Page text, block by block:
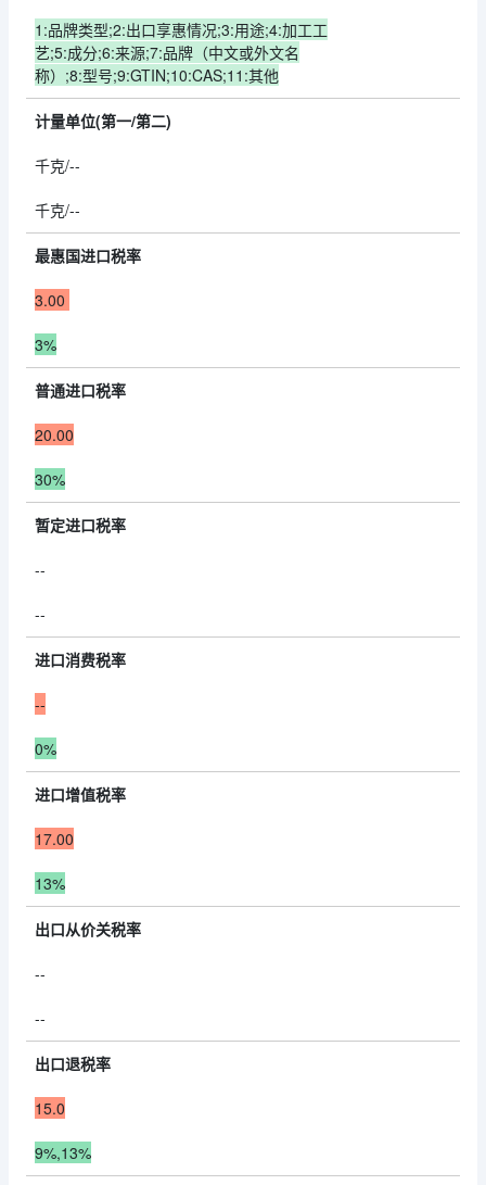
1:品牌类型;2:出口享惠情况;3:用途;4:加工工
艺;5:成分;6:来源;7:品牌（中文或外文名
称）;8:型号;9:GTIN;10:CAS;11:其他
计量单位(第一/第二)
千克/--
千克/--
最惠国进口税率
3.00
3%
普通进口税率
20.00
30%
暂定进口税率
--
--
进口消费税率
--
0%
进口增值税率
17.00
13%
出口从价关税率
--
--
出口退税率
15.0
9%,13%